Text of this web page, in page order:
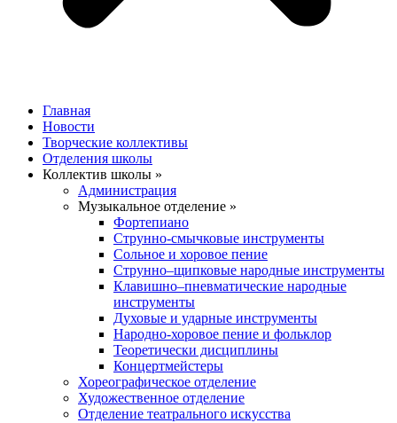
Главная
Новости
Творческие коллективы
Отделения школы
Коллектив школы »
Администрация
Музыкальное отделение »
Фортепиано
Струнно-смычковые инструменты
Сольное и хоровое пение
Струнно–щипковые народные инструменты
Клавишно–пневматические народные
инструменты
Духовые и ударные инструменты
Народно-хоровое пение и фольклор
Теоретически дисциплины
Концертмейстеры
Хореографическое отделение
Художественное отделение
Отделение театрального искусства